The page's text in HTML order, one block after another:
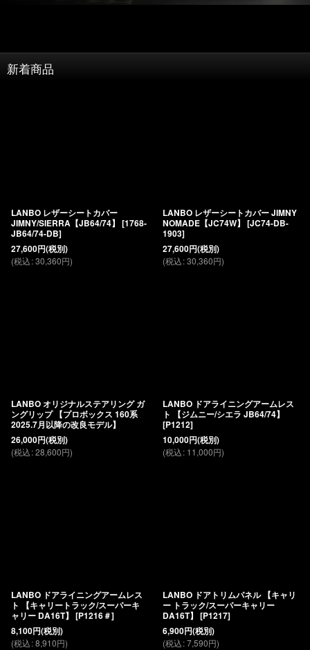
新着商品
LANBO レザーシートカバー
JIMNY/SIERRA【JB64/74】 [1768-
JB64/74-DB]
27,600円(税別)
(税込:30,360円)
LANBO レザーシートカバー JIMNY
NOMADE【JC74W】 [JC74-DB-
1903]
27,600円(税別)
(税込:30,360円)
LANBO オリジナルステアリング ガ
ングリップ 【プロボックス 160系
2025.7月以降の改良モデル】
26,000円(税別)
(税込:28,600円)
LANBO ドアライニングアームレス
ト 【ジムニー/シエラ JB64/74】
[P1212]
10,000円(税別)
(税込: 11,000円)
LANBO ドアライニングアームレス
ト 【キャリートラック/スーパーキ
ャリー DA16T】 [P1216＃]
8,100円(税別)
(税込:8,910円)
LANBO ドアトリムパネル 【キャリ
ー トラック/スーパーキャリー
DA16T】 [P1217]
6,900円(税別)
(税込:7,590円)